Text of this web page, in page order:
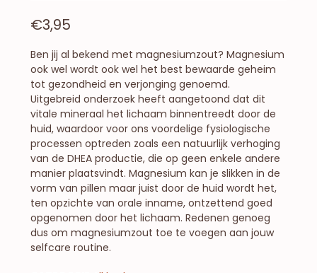
€3,95
Ben jij al bekend met magnesiumzout? Magnesium
ook wel wordt ook wel het best bewaarde geheim
tot gezondheid en verjonging genoemd.
Uitgebreid onderzoek heeft aangetoond dat dit
vitale mineraal het lichaam binnentreedt door de
huid, waardoor voor ons voordelige fysiologische
processen optreden zoals een natuurlijk verhoging
van de DHEA productie, die op geen enkele andere
manier plaatsvindt. Magnesium kan je slikken in de
vorm van pillen maar juist door de huid wordt het,
ten opzichte van orale inname, ontzettend goed
opgenomen door het lichaam. Redenen genoeg
dus om magnesiumzout toe te voegen aan jouw
selfcare routine.